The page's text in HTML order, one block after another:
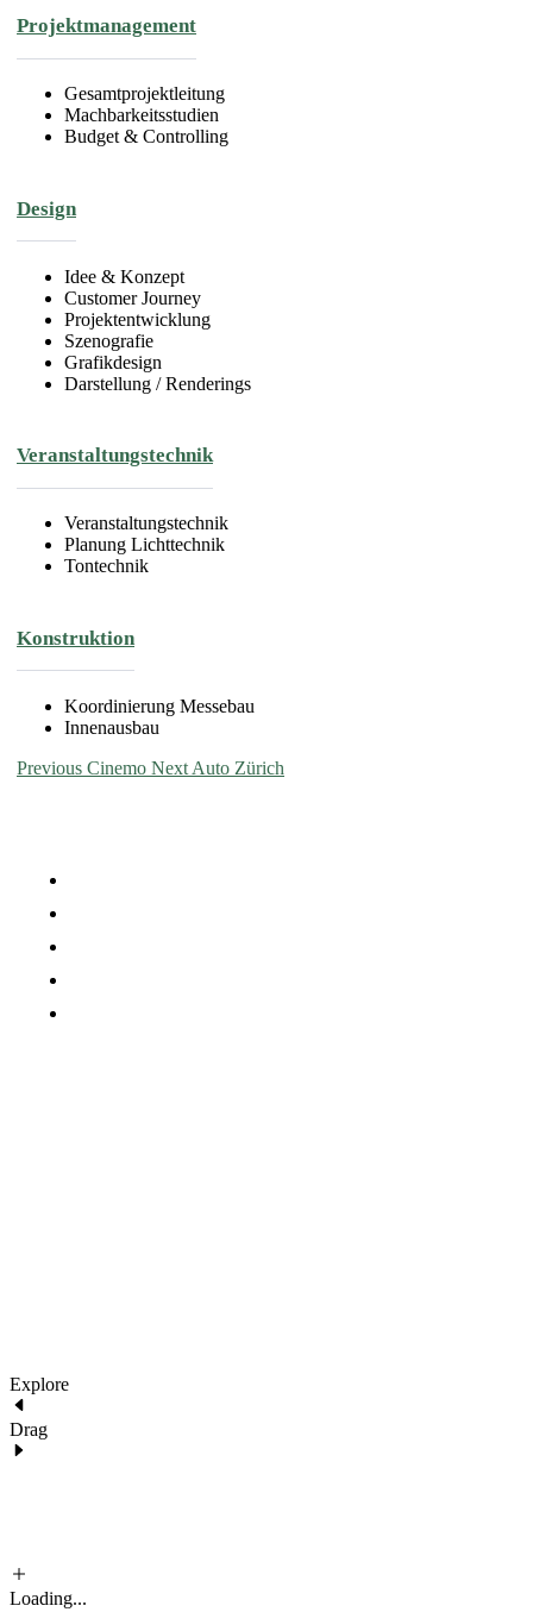
Projektmanagement
Gesamtprojektleitung
Machbarkeitsstudien
Budget & Controlling
Design
Idee & Konzept
Customer Journey
Projektentwicklung
Szenografie
Grafikdesign
Darstellung / Renderings
Veranstaltungstechnik
Veranstaltungstechnik
Planung Lichttechnik
Tontechnik
Konstruktion
Koordinierung Messebau
Innenausbau
Previous Cinemo Next Auto Zürich
Explore
Drag
Loading...